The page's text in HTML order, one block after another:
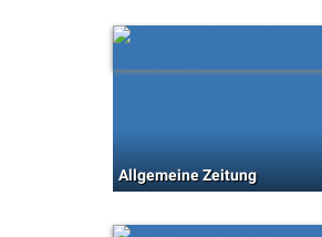
Allgemeine Zeitung